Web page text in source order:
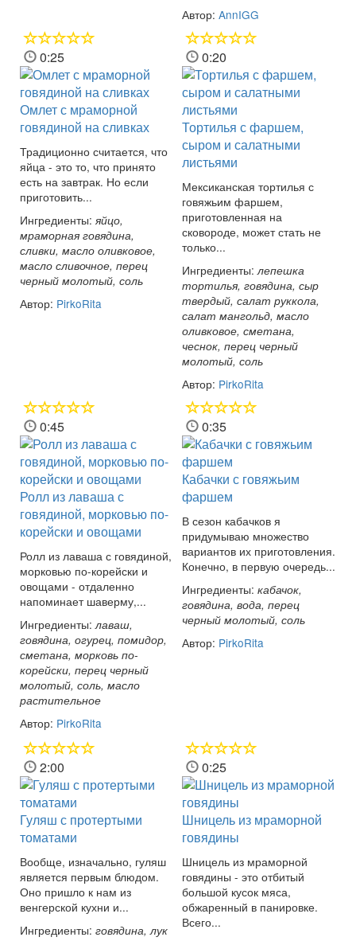
Автор: AnnIGG
0:25
Омлет с мраморной
говядиной на сливках
Традиционно считается, что
яйца - это то, что принято
есть на завтрак. Но если
приготовить...
Ингредиенты: яйцо,
мраморная говядина,
сливки, масло оливковое,
масло сливочное, перец
черный молотый, соль
Автор: PirkoRita
0:20
Тортилья с фаршем,
сыром и салатными
листьями
Мексиканская тортилья с
говяжьим фаршем,
приготовленная на
сковороде, может стать не
только...
Ингредиенты:лепешка
тортилья, говядина, сыр
твердый, салат руккола,
салат мангольд, масло
оливковое, сметана,
чеснок, перец черный
молотый, соль
Автор: PirkoRita
0:45
Ролл из лаваша с
говядиной, морковью по-
корейски и овощами
Ролл из лаваша с говядиной,
морковью по-корейски и
овощами - отдаленно
напоминает шаверму,...
Ингредиенты:лаваш,
говядина, огурец, помидор,
сметана, морковь по-
корейски, перец черный
молотый, соль, масло
растительное
Автор: PirkoRita
0:35
Кабачки с говяжьим
фаршем
В сезон кабачков я
придумываю множество
вариантов их приготовления.
Конечно, в первую очередь...
Ингредиенты: кабачок,
говядина, вода, перец
черный молотый, соль
Автор: PirkoRita
2:00
Гуляш с протертыми
томатами
Вообще, изначально, гуляш
является первым блюдом.
Оно пришло к нам из
венгерской кухни и...
Ингредиенты: говядина, лук
0:25
Шницель из мраморной
говядины
Шницель из мраморной
говядины - это отбитый
большой кусок мяса,
обжаренный в панировке.
Всего...